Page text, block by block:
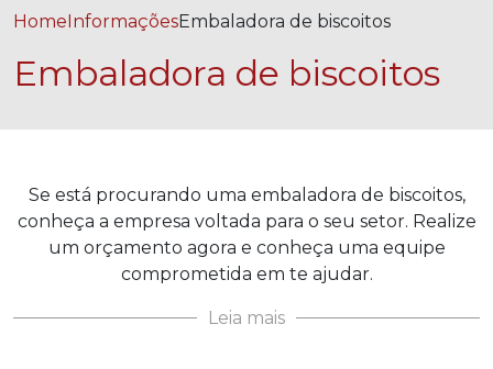
HomeInformaçõesEmbaladora de biscoitos
Embaladora de biscoitos
Se está procurando uma embaladora de biscoitos,
conheça a empresa voltada para o seu setor. Realize
um orçamento agora e conheça uma equipe
comprometida em te ajudar.
Leia mais